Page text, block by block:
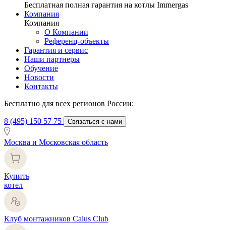
Бесплатная полная гарантия на котлы Immergas
Компания
Компания
О Компании
Референц-объекты
Гарантия и сервис
Наши партнеры
Обучение
Новости
Контакты
Бесплатно для всех регионов России:
8 (495) 150 57 75 Связаться с нами
Москва и Московская область
Купить
котел
Клуб монтажников Caius Club